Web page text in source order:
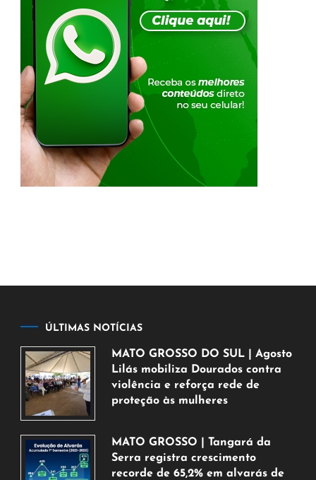
ÚLTIMAS NOTÍCIAS
MATO GROSSO DO SUL | Agosto
Lilás mobiliza Dourados contra
violência e reforça rede de
proteção às mulheres
de
agosto
de
MATO GROSSO | Tangará da
Serra registra crescimento
recorde de 65,2% em alvarás de